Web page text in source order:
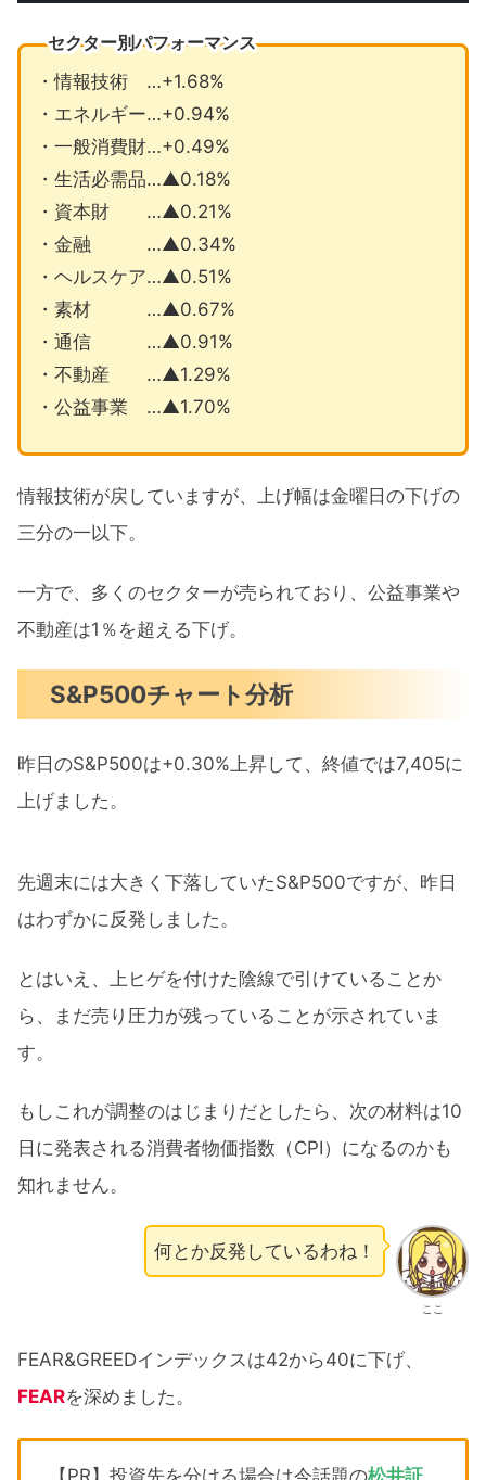
セクター別パフォーマンス
・情報技術 …+1.68%
・エネルギー…+0.94%
・一般消費財…+0.49%
・生活必需品…▲0.18%
・資本財 …▲0.21%
・金融 …▲0.34%
・ヘルスケア…▲0.51%
・素材 …▲0.67%
・通信 …▲0.91%
・不動産 …▲1.29%
・公益事業 …▲1.70%
情報技術が戻していますが、上げ幅は金曜日の下げの
三分の一以下。
一方で、多くのセクターが売られており、公益事業や
不動産は1％を超える下げ。
S&P500チャート分析
昨日のS&P500は+0.30%上昇して、終値では7,405に
上げました。
先週末には大きく下落していたS&P500ですが、昨日
はわずかに反発しました。
とはいえ、上ヒゲを付けた陰線で引けていることか
ら、まだ売り圧力が残っていることが示されていま
す。
もしこれが調整のはじまりだとしたら、次の材料は10
日に発表される消費者物価指数（CPI）になるのかも
知れません。
ここ
何とか反発しているわね！
FEAR&GREEDインデックスは42から40に下げ、
FEARを深めました。
【PR】投資先を分ける場合は今話題の松井証